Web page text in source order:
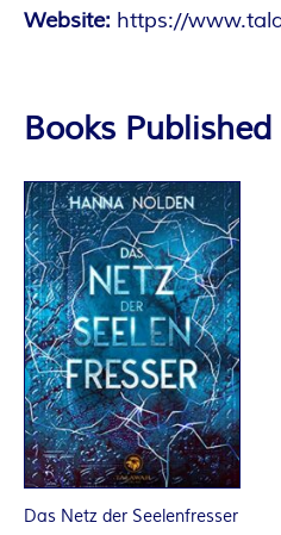
N
Z
I
R
K
E
L
–
D
Website: https://
Books
Das Netz der Seelenfresser